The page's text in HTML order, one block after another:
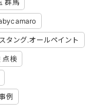
群馬
タング.オールペイント
点検
例